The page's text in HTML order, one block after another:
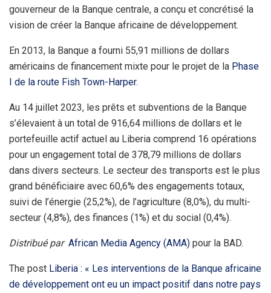
gouverneur de la Banque centrale, a conçu et concrétisé la
vision de créer la Banque africaine de développement.
En 2013, la Banque a fourni 55,91 millions de dollars
américains de financement mixte pour le projet de la Phase
I de la route Fish Town-Harper.
Au 14 juillet 2023, les prêts et subventions de la Banque
s’élevaient à un total de 916,64 millions de dollars et le
portefeuille actif actuel au Liberia comprend 16 opérations
pour un engagement total de 378,79 millions de dollars
dans divers secteurs. Le secteur des transports est le plus
grand bénéficiaire avec 60,6% des engagements totaux,
suivi de l’énergie (25,2%), de l’agriculture (8,0%), du multi-
secteur (4,8%), des finances (1%) et du social (0,4%).
Distribué par African Media Agency (AMA) pour la BAD.
The post Liberia : « Les interventions de la Banque africaine
de développement ont eu un impact positif dans notre pays